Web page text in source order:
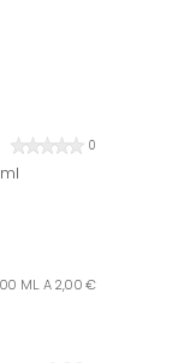
0
ML. A 2,00 €